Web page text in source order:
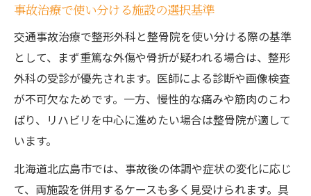
事故治療で使い分ける施設の選択基準
交通事故治療で整形外科と整骨院を使い分ける際の基準
として、まず重篤な外傷や骨折が疑われる場合は、整形
外科の受診が優先されます。医師による診断や画像検査
が不可欠なためです。一方、慢性的な痛みや筋肉のこわ
ばり、リハビリを中心に進めたい場合は整骨院が適して
います。
北海道北広島市では、事故後の体調や症状の変化に応じ
て、両施設を併用するケースも多く見受けられます。具